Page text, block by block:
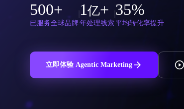
500+
已服务全球品牌
1亿+
年处理线索
35%
平均转化率提升
立即体验 Agentic Marketing